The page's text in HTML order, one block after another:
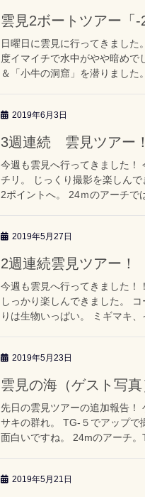
雲見2ボートツアー「-
日曜日に雲見に行ってきました
度イマイチで水中がやや暗めで
＆「小牛の洞窟」を潜りまし
2019年6月3日
3週連続 雲見ツアー
今週も雲見へ行ってきました！
チリ。 じっくり撮影を楽しん
2ポイントへ。 24ｍのアーチ
2019年5月27日
2週連続雲見ツアー！
今週も雲見へ行ってきました！
しっかり楽しんできました。
りは生物いっぱい。 ミギマキ
2019年5月23日
雲見の海（ゲスト写真
先日の雲見ツアーの追加報告！
サキの群れ。 TG-５でアップで
面白いですね。 24mのアーチ
2019年5月21日